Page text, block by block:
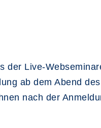
Live-
ab dem Abend
nach der